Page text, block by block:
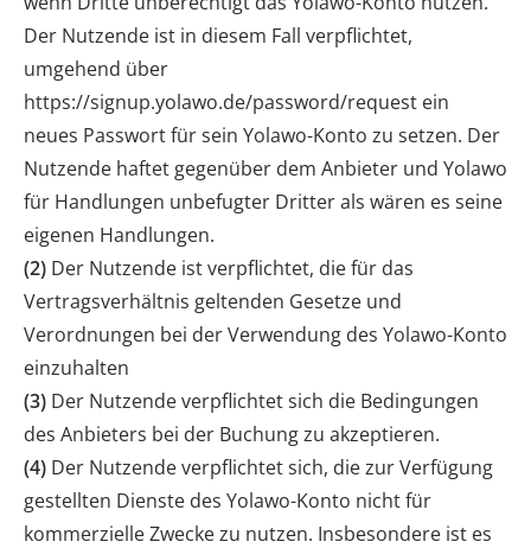
Der Nutzende ist in diesem Fall verpflichtet,
umgehend über
https://signup.yolawo.de/password/request ein
neues Passwort für sein Yolawo-Konto zu setzen. Der
Nutzende haftet gegenüber dem Anbieter und Yolawo
für Handlungen unbefugter Dritter als wären es seine
eigenen Handlungen.
(2) Der Nutzende ist verpflichtet, die für das
Vertragsverhältnis geltenden Gesetze und
Verordnungen bei der Verwendung des Yolawo-Konto
einzuhalten
(3) Der Nutzende verpflichtet sich die Bedingungen
des Anbieters bei der Buchung zu akzeptieren.
(4) Der Nutzende verpflichtet sich, die zur Verfügung
gestellten Dienste des Yolawo-Konto nicht für
kommerzielle Zwecke zu nutzen. Insbesondere ist es